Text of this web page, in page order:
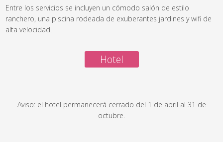
Entre los servicios se incluyen un cómodo salón de estilo
ranchero, una piscina rodeada de exuberantes jardines y wifi de
alta velocidad.
Hotel
Aviso: el hotel permanecerá cerrado del 1 de abril al 31 de
octubre.